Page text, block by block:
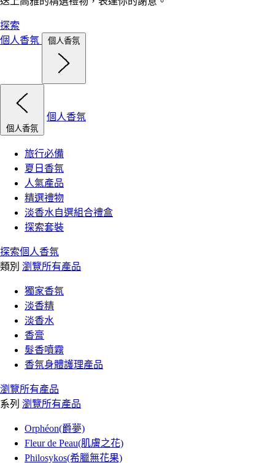
探索
個人香氛
個人香氛
個人香氛
個人香氛
旅行必備
夏日香氛
人氣產品
精選禮物
淡香水自選組合禮盒
探索套裝
探索個人香氛
類別 瀏覽所有產品
獨家香氛
淡香精
淡香水
香膏
髮香噴霧
香氛身體護理產品
瀏覽所有產品
系列 瀏覽所有產品
Orphéon(爵夢)
Fleur de Peau(肌膚之花)
Philosykos(希臘無花果)